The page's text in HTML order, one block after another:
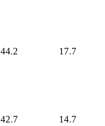
17.7
44.2
14.7
42.7